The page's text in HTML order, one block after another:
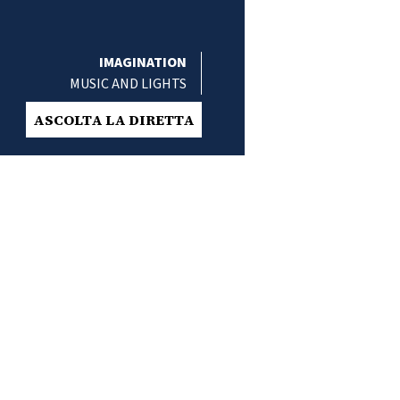
IMAGINATION
MUSIC AND LIGHTS
ASCOLTA LA DIRETTA